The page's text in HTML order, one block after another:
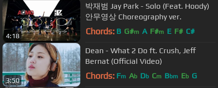
4:18
박재범 Jay Park - Solo (Feat. Hoody)
안무영상 Choreography ver.
Chords: B G#m A F#m E F# C#
3:50
Dean - What 2 Do ft. Crush, Jeff
Bernat (Official Video)
Chords: Fm Ab Db Cm Bbm Eb G